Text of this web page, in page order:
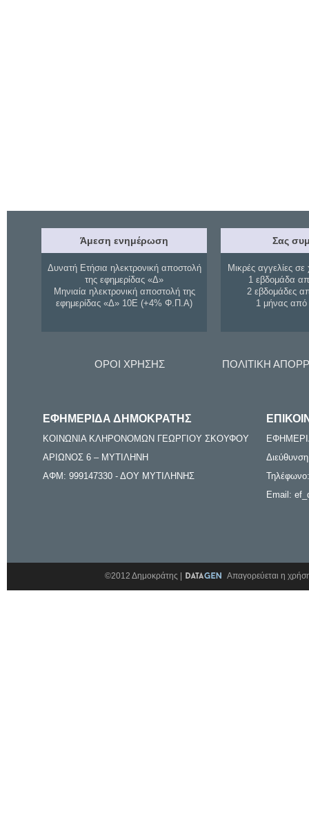
Άμεση ενημέρωση
Δυνατή Ετήσια ηλεκτρονική αποστολή
της εφημερίδας «Δ»
Μηνιαία ηλεκτρονική αποστολή της
εφημερίδας «Δ» 10Ε (+4% Φ.Π.Α)
Σας
Μικρές αγγελίες σε
1 εβδομάδα
2 εβδομάδες
1 μήνας
ΟΡΟΙ ΧΡΗΣΗΣ ΠΟΛΙΤΙΚΗ
ΕΦΗΜΕΡΙΔΑ ΔΗΜΟΚΡΑΤΗΣ
ΚΟΙΝΩΝΙΑ ΚΛΗΡΟΝΟΜΩΝ ΓΕΩΡΓΙΟΥ ΣΚΟΥΦΟΥ
ΑΡΙΩΝΟΣ 6 – ΜΥΤΙΛΗΝΗ
ΑΦΜ: 999147330 - ΔΟΥ ΜΥΤΙΛΗΝΗΣ
Email:
©2012 Δημοκράτης | Απαγορεύεται η